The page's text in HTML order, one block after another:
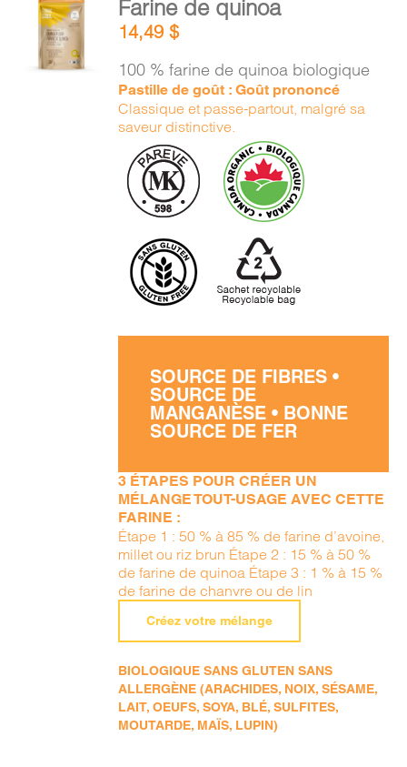
PANIER
EN
AU
PANIER
DÉTAILS
Farine de quinoa
14,49$
100 % farine de quinoa biologique
Pastille de goût : Goût prononcé
Classique et passe-partout, malgré sa
saveur distinctive.
SOURCE DE FIBRES •
SOURCE DE
MANGANÈSE • BONNE
SOURCE DE FER
3 ÉTAPES POUR CRÉER UN
MÉLANGE TOUT-USAGE AVEC CETTE
FARINE :
Étape 1 : 50 % à 85 % de farine d’avoine,
millet ou riz brun Étape 2 : 15 % à 50 %
de farine de quinoa Étape 3 : 1 % à 15 %
de farine de chanvre ou de lin
Créez votre mélange
BIOLOGIQUE SANS GLUTEN SANS
ALLERGÈNE (ARACHIDES, NOIX, SÉSAME,
LAIT, OEUFS, SOYA, BLÉ, SULFITES,
MOUTARDE, MAÏS, LUPIN)